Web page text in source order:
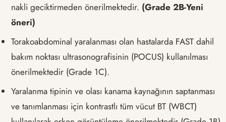
nakli geciktirmeden önerilmektedir. (Grade 2B-Yeni
öneri)
Torakoabdominal yaralanması olan hastalarda FAST dahil
bakım noktası ultrasonografisinin (POCUS) kullanılması
önerilmektedir (Grade 1C).
Yaralanma tipinin ve olası kanama kaynağının saptanması
ve tanımlanması için kontrastlı tüm vücut BT (WBCT)